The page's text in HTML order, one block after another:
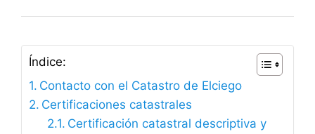
Índice:
Contacto con el Catastro de Elciego
Certificaciones catastrales
Certificación catastral descriptiva y